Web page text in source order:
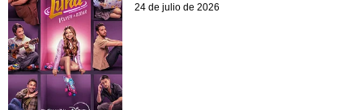
24 de julio de 2026